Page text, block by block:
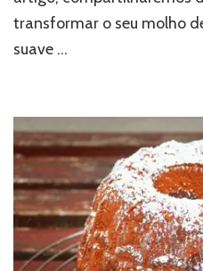
transformar o seu molho
suave …